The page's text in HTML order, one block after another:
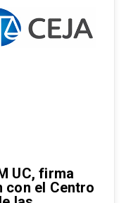
UC, firma
con el Centro